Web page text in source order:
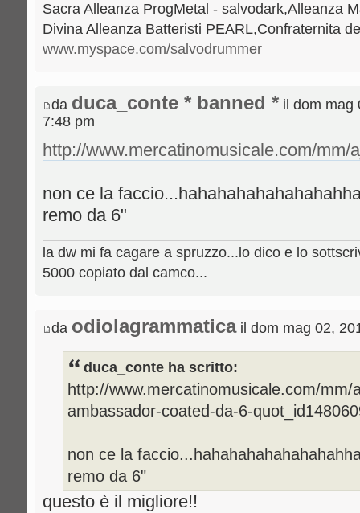
Sacra Alleanza ProgMetal - salvodark,Alleanza
Divina Alleanza Batteristi PEARL,Confraternita
www.myspace.com/salvodrummer
da duca_conte * banned * il dom mag
7:48 pm
http://www.mercatinomusicale.com/mm/
non ce la
remo da 6"
la dw mi fa cagare a spruzzo...lo dico e lo
5000 copiato dal camco...
da odiolagrammaticail dom mag 02,
duca_conte ha scritto:
http://www.mercatinomusicale.com/mm/
ambassador-coated-da-6-
non ce la
remo da 6"
questo è il migliore!!